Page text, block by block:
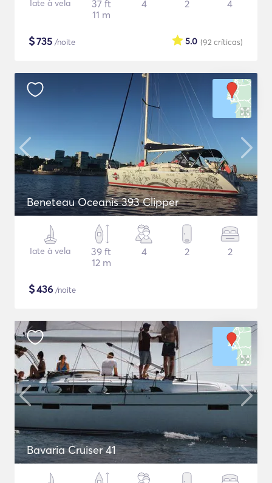
Iate à vela
37 ft
11 m
4 2 4
$735 /noite (92 críticas)
5.0
Beneteau Oceanis 393 Clipper
Iate à vela
39 ft
12 m
4 2 2
$436 /noite
Bavaria Cruiser 41